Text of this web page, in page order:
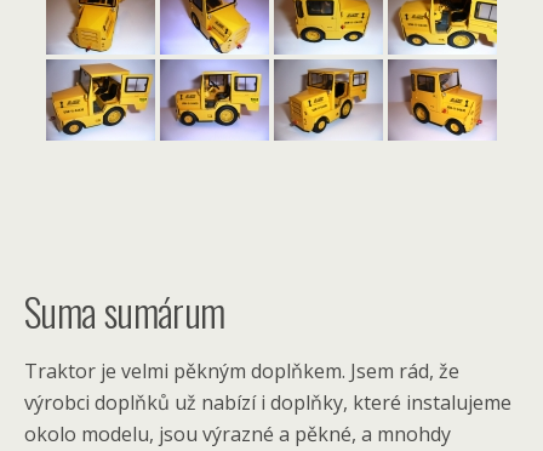
Suma sumárum
Traktor je velmi pěkným doplňkem. Jsem rád, že
výrobci doplňků už nabízí i doplňky, které instalujeme
okolo modelu, jsou výrazné a pěkné, a mnohdy